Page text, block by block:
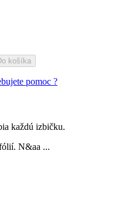
košíka
pomoc ?
každú izbičku.
N&aa ...